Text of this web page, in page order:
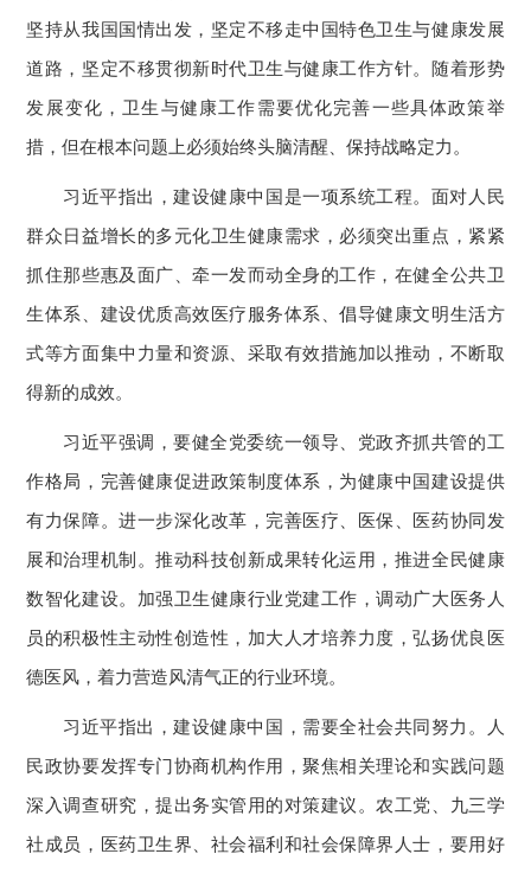
坚持从我国国情出发，坚定不移走中国特色卫生与健康发展
道路，坚定不移贯彻新时代卫生与健康工作方针。随着形势
发展变化，卫生与健康工作需要优化完善一些具体政策举
措，但在根本问题上必须始终头脑清醒、保持战略定力。
习近平指出，建设健康中国是一项系统工程。面对人民
群众日益增长的多元化卫生健康需求，必须突出重点，紧紧
抓住那些惠及面广、牵一发而动全身的工作，在健全公共卫
生体系、建设优质高效医疗服务体系、倡导健康文明生活方
式等方面集中力量和资源、采取有效措施加以推动，不断取
得新的成效。
习近平强调，要健全党委统一领导、党政齐抓共管的工
作格局，完善健康促进政策制度体系，为健康中国建设提供
有力保障。进一步深化改革，完善医疗、医保、医药协同发
展和治理机制。推动科技创新成果转化运用，推进全民健康
数智化建设。加强卫生健康行业党建工作，调动广大医务人
员的积极性主动性创造性，加大人才培养力度，弘扬优良医
德医风，着力营造风清气正的行业环境。
习近平指出，建设健康中国，需要全社会共同努力。人
民政协要发挥专门协商机构作用，聚焦相关理论和实践问题
深入调查研究，提出务实管用的对策建议。农工党、九三学
社成员，医药卫生界、社会福利和社会保障界人士，要用好